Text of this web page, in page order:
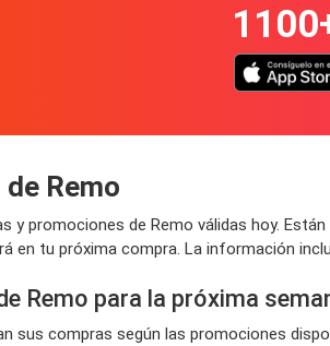
Remo
promociones de Remo válidas hoy.
en tu próxima compra. La información
Remo para la próxima
sus compras según las promociones